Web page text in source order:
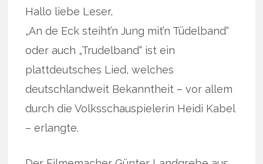
Hallo liebe Leser,
„An de Eck steiht’n Jung mit’n Tüdelband“
oder auch „Trudelband“ ist ein
plattdeutsches Lied, welches
deutschlandweit Bekanntheit – vor allem
durch die Volksschauspielerin Heidi Kabel
– erlangte.